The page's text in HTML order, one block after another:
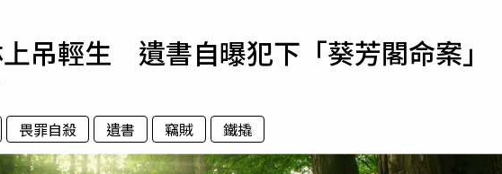
專欄
新勢力
運勢
吊輕生 遺書自曝犯下「葵芳閣命案」
畏罪自殺 遺書 竊賊 鐵撬